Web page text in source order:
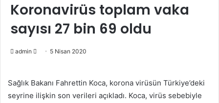
Koronavirüs toplam vaka
sayısı 27 bin 69 oldu
admin
göndermek
5 Nisan 2020
Sağlık Bakanı Fahrettin Koca, korona virüsün Türkiye’deki
seyrine ilişkin son verileri açıkladı. Koca, virüs sebebiyle